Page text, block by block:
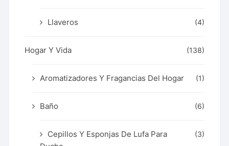
Llaveros (4)
Hogar Y Vida (138)
Aromatizadores Y Fragancias Del Hogar (1)
Baño (6)
Cepillos Y Esponjas De Lufa Para
(3)